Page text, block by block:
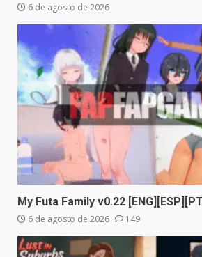
6 de agosto de 2026
My Futa Family v0.22
6 de agosto de 2026 149